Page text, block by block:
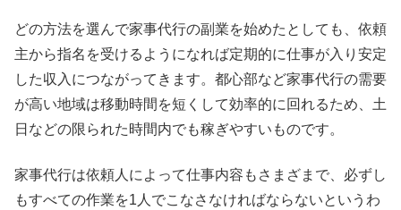
どの方法を選んで家事代行の副業を始めたとしても、依頼
主から指名を受けるようになれば定期的に仕事が入り安定
した収入につながってきます。都心部など家事代行の需要
が高い地域は移動時間を短くして効率的に回れるため、土
日などの限られた時間内でも稼ぎやすいものです。
家事代行は依頼人によって仕事内容もさまざまで、必ずし
もすべての作業を1人でこなさなければならないというわ